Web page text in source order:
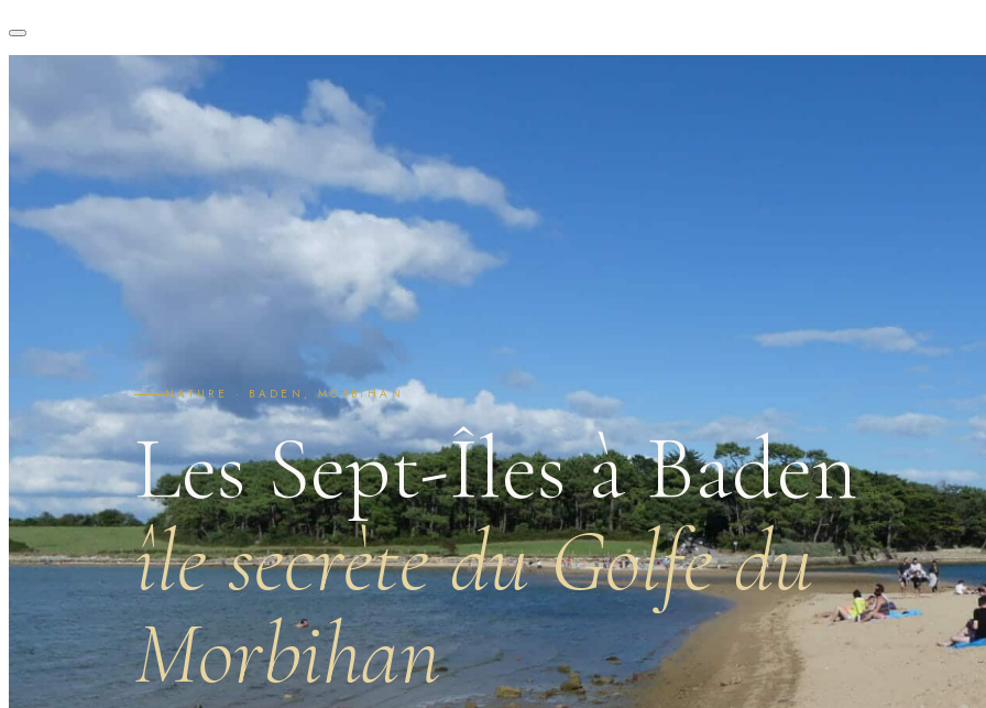
NATURE · BADEN, MORBIHAN
Les Sept-Îles à Baden
île secrète du Golfe du
Morbihan